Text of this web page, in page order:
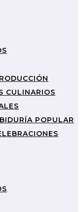
CULINARIOS
POPULAR